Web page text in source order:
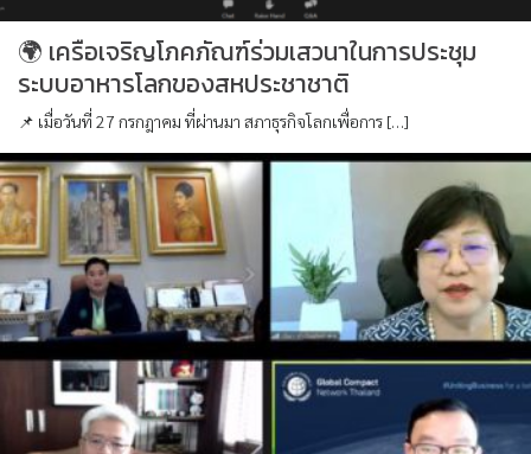
🌍 เครือเจริญโภคภัณฑ์ร่วมเสวนาในการประชุม
ระบบอาหารโลกของสหประชาชาติ
📌 เมื่อวันที่ 27 กรกฎาคม ที่ผ่านมา สภาธุรกิจโลกเพื่อการ […]